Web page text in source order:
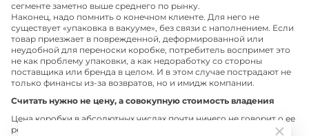
сегменте заметно выше среднего по рынку.
Наконец, надо помнить о конечном клиенте. Для него не
существует «упаковка в вакууме», без связи с наполнением. Если
товар приезжает в поврежденной, деформированной или
неудобной для переноски коробке, потребитель воспримет это
не как проблему упаковки, а как недоработку со стороны
поставщика или бренда в целом. И в этом случае пострадают не
только финансы из-за возвратов, но и имидж компании.
Считать нужно не цену, а совокупную стоимость владения
Цена коробки в абсолютных числах почти ничего не говорит о ее
реальной стоимости для бизнеса. Важнее считать совокупную